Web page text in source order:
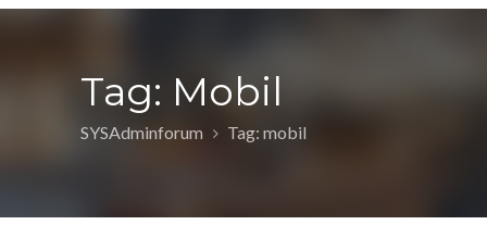
Tag: Mobil
SYSAdminforum Tag: mobil